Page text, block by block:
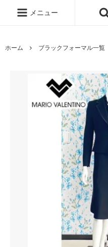
メニュー
ホーム ブラックフォーマル一覧